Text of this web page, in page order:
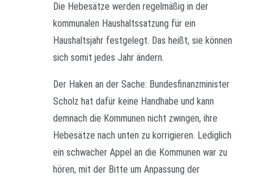
Die Hebesätze werden regelmäßig in der
kommunalen Haushaltssatzung für ein
Haushaltsjahr festgelegt. Das heißt, sie können
sich somit jedes Jahr ändern.
Der Haken an der Sache: Bundesfinanzminister
Scholz hat dafür keine Handhabe und kann
demnach die Kommunen nicht zwingen, ihre
Hebesätze nach unten zu korrigieren. Lediglich
ein schwacher Appel an die Kommunen war zu
hören, mit der Bitte um Anpassung der